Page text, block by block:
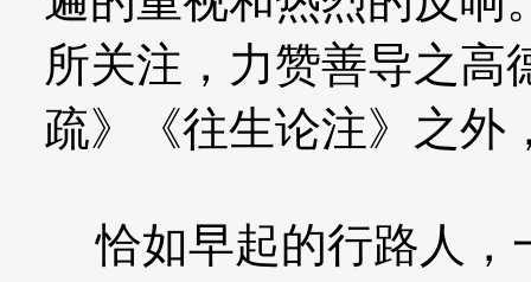
所关注，力赞善导之高
疏》《往生论注》之外
恰如早起的行路人，